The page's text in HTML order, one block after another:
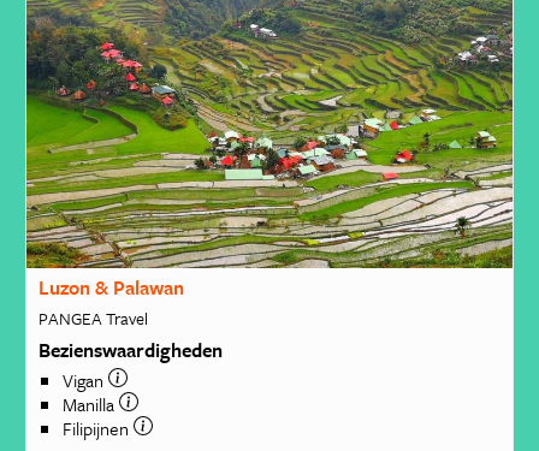
Luzon & Palawan
PANGEA Travel
Bezienswaardigheden
Vigan
Manilla
Filipijnen